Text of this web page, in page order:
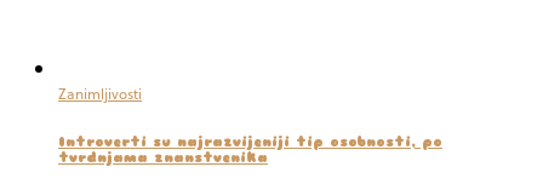
Zanimljivosti
Introverti su najrazvijeniji tip osobnosti, po
tvrdnjama znanstvenika